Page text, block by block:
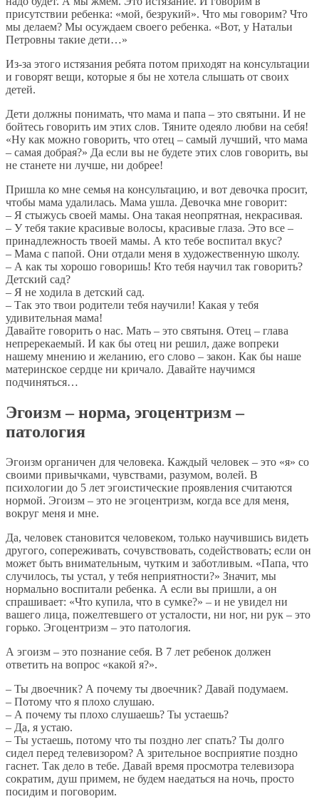
присутствии ребенка: «мой, безрукий». Что мы говорим? Что
мы делаем? Мы осуждаем своего ребенка. «Вот, у Натальи
Петровны такие дети…»
Из-за этого истязания ребята потом приходят на консультации
и говорят вещи, которые я бы не хотела слышать от своих
детей.
Дети должны понимать, что мама и папа – это святыни. И не
бойтесь говорить им этих слов. Тяните одеяло любви на себя!
«Ну как можно говорить, что отец – самый лучший, что мама
– самая добрая?» Да если вы не будете этих слов говорить, вы
не станете ни лучше, ни добрее!
Пришла ко мне семья на консультацию, и вот девочка просит,
чтобы мама удалилась. Мама ушла. Девочка мне говорит:
– Я стыжусь своей мамы. Она такая неопрятная, некрасивая.
– У тебя такие красивые волосы, красивые глаза. Это все –
принадлежность твоей мамы. А кто тебе воспитал вкус?
– Мама с папой. Они отдали меня в художественную школу.
– А как ты хорошо говоришь! Кто тебя научил так говорить?
Детский сад?
– Я не ходила в детский сад.
– Так это твои родители тебя научили! Какая у тебя
удивительная мама!
Давайте говорить о нас. Мать – это святыня. Отец – глава
непререкаемый. И как бы отец ни решил, даже вопреки
нашему мнению и желанию, его слово – закон. Как бы наше
материнское сердце ни кричало. Давайте научимся
подчиняться…
Эгоизм – норма, эгоцентризм –
патология
Эгоизм органичен для человека. Каждый человек – это «я» со
своими привычками, чувствами, разумом, волей. В
психологии до 5 лет эгоистические проявления считаются
нормой. Эгоизм – это не эгоцентризм, когда все для меня,
вокруг меня и мне.
Да, человек становится человеком, только научившись видеть
другого, сопереживать, сочувствовать, содействовать; если он
может быть внимательным, чутким и заботливым. «Папа, что
случилось, ты устал, у тебя неприятности?» Значит, мы
нормально воспитали ребенка. А если вы пришли, а он
спрашивает: «Что купила, что в сумке?» – и не увидел ни
вашего лица, пожелтевшего от усталости, ни ног, ни рук – это
горько. Эгоцентризм – это патология.
А эгоизм – это познание себя. В 7 лет ребенок должен
ответить на вопрос «какой я?».
– Ты двоечник? А почему ты двоечник? Давай подумаем.
– Потому что я плохо слушаю.
– А почему ты плохо слушаешь? Ты устаешь?
– Да, я устаю.
– Ты устаешь, потому что ты поздно лег спать? Ты долго
сидел перед телевизором? А зрительное восприятие поздно
гаснет. Так дело в тебе. Давай время просмотра телевизора
сократим, душ примем, не будем наедаться на ночь, просто
посидим и поговорим.